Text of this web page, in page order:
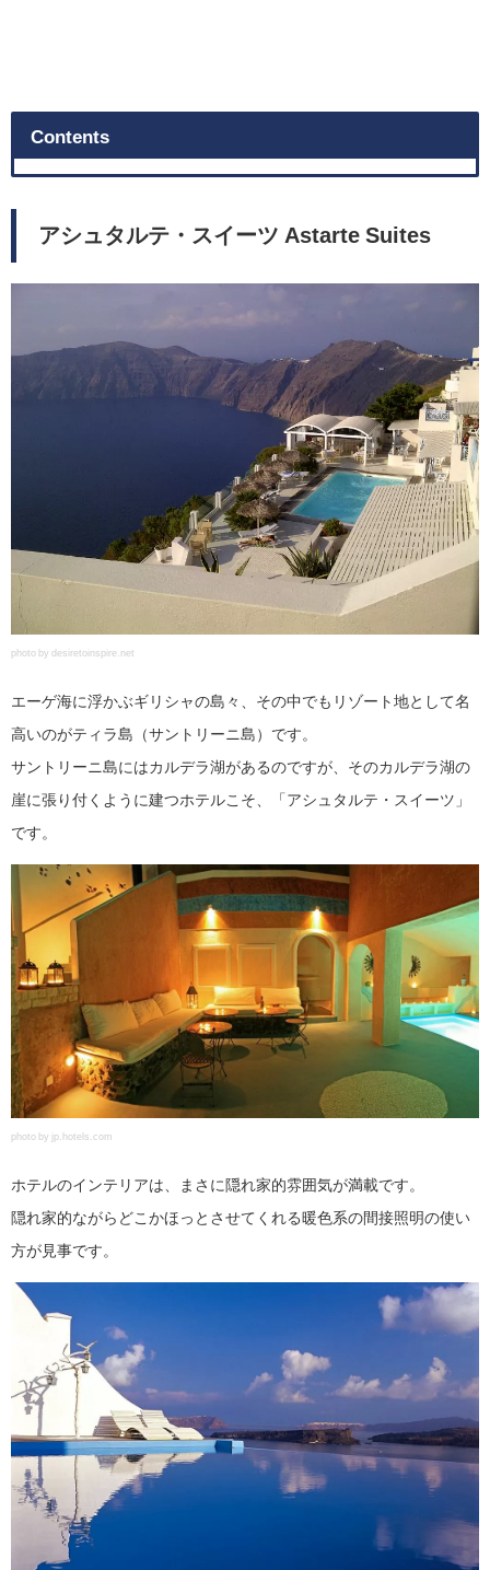
Contents
アシュタルテ・スイーツ Astarte Suites
photo by desiretoinspire.net
エーゲ海に浮かぶギリシャの島々、その中でもリゾート地として名
高いのがティラ島（サントリーニ島）です。
サントリーニ島にはカルデラ湖があるのですが、そのカルデラ湖の
崖に張り付くように建つホテルこそ、「アシュタルテ・スイーツ」
です。
photo by jp.hotels.com
ホテルのインテリアは、まさに隠れ家的雰囲気が満載です。
隠れ家的ながらどこかほっとさせてくれる暖色系の間接照明の使い
方が見事です。